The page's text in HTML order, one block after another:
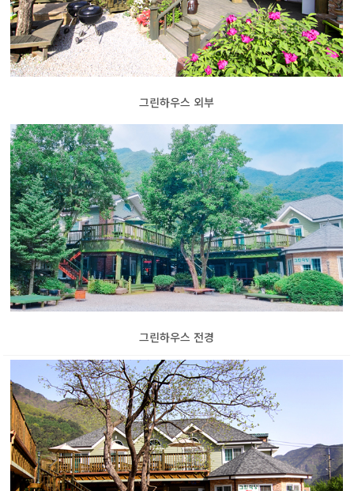
그린하우스 외부
그린하우스 전경